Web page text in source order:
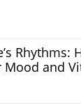
Rhythms:
Mood and